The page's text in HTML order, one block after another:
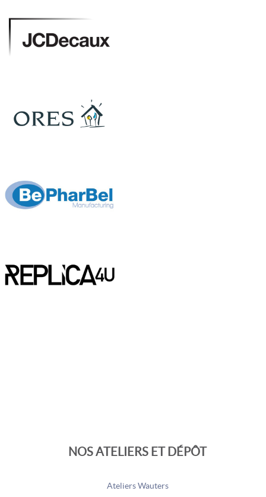
NOS ATELIERS ET DÉPÔT
Ateliers Wauters